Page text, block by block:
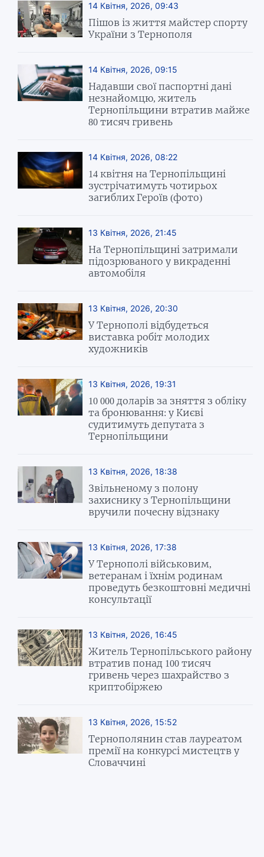
14 Квітня, 2026, 09:43
Пішов із життя майстер спорту
України з Тернополя
14 Квітня, 2026, 09:15
Надавши свої паспортні дані
незнайомцю, житель
Тернопільщини втратив майже
80 тисяч гривень
14 Квітня, 2026, 08:22
14 квітня на Тернопільщині
зустрічатимуть чотирьох
загиблих Героїв (фото)
13 Квітня, 2026, 21:45
На Тернопільщині затримали
підозрюваного у викраденні
автомобіля
13 Квітня, 2026, 20:30
У Тернополі відбудеться
виставка робіт молодих
художників
13 Квітня, 2026, 19:31
10 000 доларів за зняття з обліку
та бронювання: у Києві
судитимуть депутата з
Тернопільщини
13 Квітня, 2026, 18:38
Звільненому з полону
захиснику з Тернопільщини
вручили почесну відзнаку
13 Квітня, 2026, 17:38
У Тернополі військовим,
ветеранам і їхнім родинам
проведуть безкоштовні медичні
консультації
13 Квітня, 2026, 16:45
Житель Тернопільського району
втратив понад 100 тисяч
гривень через шахрайство з
криптобіржею
13 Квітня, 2026, 15:52
Тернополянин став лауреатом
премії на конкурсі мистецтв у
Словаччині